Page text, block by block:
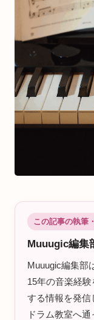
この記事の執筆
Muuugic編集
Muuugic編集部
15年の音楽経
する情報を発信
ドラム教室へ